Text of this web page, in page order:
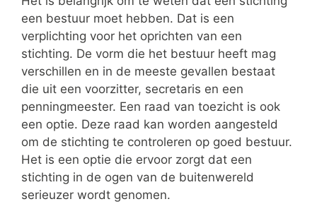
een bestuur moet hebben. Dat is een
verplichting voor het oprichten van een
stichting. De vorm die het bestuur heeft mag
verschillen en in de meeste gevallen bestaat
die uit een voorzitter, secretaris en een
penningmeester. Een raad van toezicht is ook
een optie. Deze raad kan worden aangesteld
om de stichting te controleren op goed bestuur.
Het is een optie die ervoor zorgt dat een
stichting in de ogen van de buitenwereld
serieuzer wordt genomen.